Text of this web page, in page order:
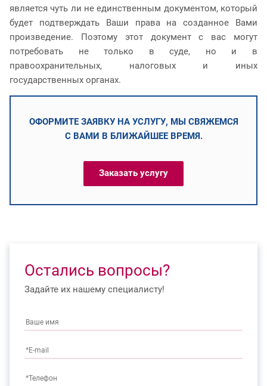
является чуть ли не единственным документом, который
будет подтверждать Ваши права на созданное Вами
произведение. Поэтому этот документ с вас могут
потребовать не только в суде, но и в
правоохранительных, налоговых и иных
государственных органах.
ОФОРМИТЕ ЗАЯВКУ НА УСЛУГУ, МЫ СВЯЖЕМСЯ
С ВАМИ В БЛИЖАЙШЕЕ ВРЕМЯ.
Заказать услугу
Остались вопросы?
Задайте их нашему специалисту!